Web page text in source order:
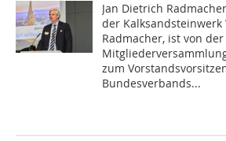
Jan Dietrich
der
Radmacher, ist von der
zum
Bundesverbands...